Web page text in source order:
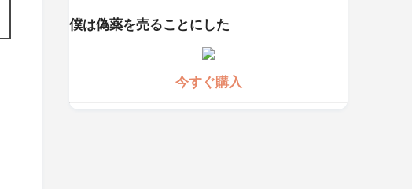
僕は偽薬を売ることにした
今すぐ購入